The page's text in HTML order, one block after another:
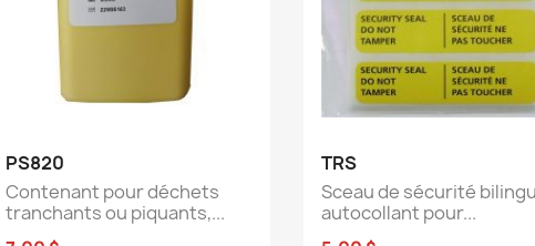

PS820
Contenant pour déchets
tranchants ou piquants,...
TRS
Sceau de sécurité
autocollant pour...